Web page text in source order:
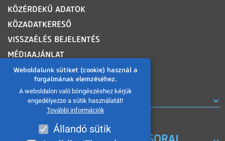
Weboldalunk sütiket (cookie) használ a
forgalmának elemzéséhez.
A weboldalon való böngészéshez kérjük
engedélyezze a sütik használatát!
További információk
Állandó sütik
KÖZÉRDEKŰ ADATOK
KÖZADATKERESŐ
VISSZAÉLÉS BEJELENTÉS
MÉDIAAJÁNLAT
OLDALTÉRKÉP
ROVATOK